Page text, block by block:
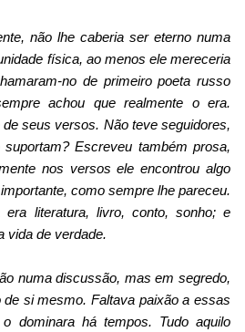
não lhe caberia ser eterno numa
física, ao menos ele mereceria
no de primeiro poeta russo
achou que realmente o era.
seus versos. Não teve seguidores,
Escreveu também prosa,
nos versos ele encontrou algo
como sempre lhe pareceu.
era literatura, livro, conto, sonho; e
vida de verdade.
numa discussão, mas em segredo,
si mesmo. Faltava paixão a essas
dominara há tempos. Tudo aquilo